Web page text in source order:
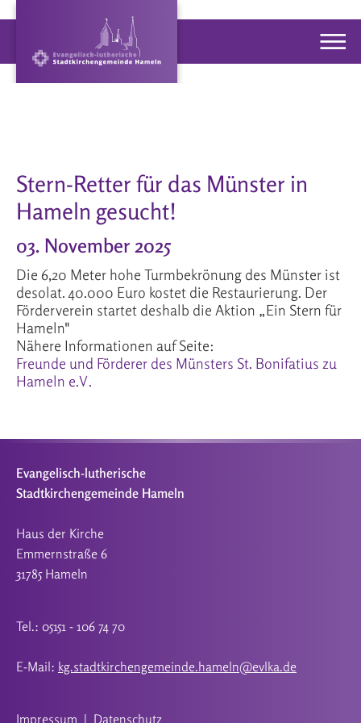
Stern-Retter für das Münster in
Hameln gesucht!
03. November 2025
Die 6,20 Meter hohe Turmbekrönung des Münster ist
desolat. 40.000 Euro kostet die Restaurierung. Der
Förderverein startet deshalb die Aktion „Ein Stern für
Hameln"
Nähere Informationen auf Seite:
Freunde und Förderer des Münsters St. Bonifatius zu
Hameln e.V.
Evangelisch-lutherische
Stadtkirchengemeinde Hameln
Haus der Kirche
Emmernstraße 6
31785 Hameln
Tel.: 05151 - 106 74 70
E-Mail: kg.stadtkirchengemeinde.hameln@evlka.de
Impressum | Datenschutz